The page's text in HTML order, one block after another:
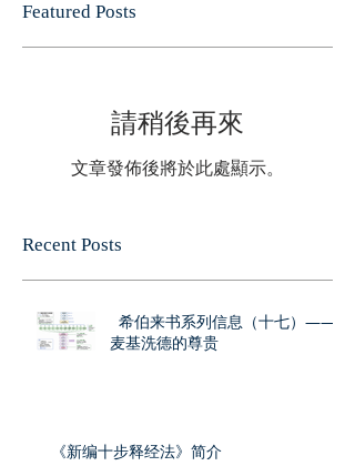
Featured Posts
請稍後再來
文章發佈後將於此處顯示。
Recent Posts
希伯来书系列信息（十七）——
麦基洗德的尊贵
《新编十步释经法》简介